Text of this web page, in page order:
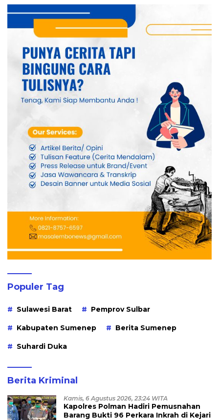
Populer Tag
Sulawesi Barat Pemprov Sulbar
Kabupaten Sumenep Berita Sumenep
Suhardi Duka
Berita Kriminal
Kamis, 6 Agustus 2026, 23:24 WITA
Kapolres Polman Hadiri Pemusnahan
Barang Bukti 96 Perkara Inkrah di Kejari